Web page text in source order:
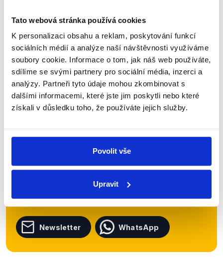
Tato webová stránka používá cookies
K personalizaci obsahu a reklam, poskytování funkcí
sociálních médií a analýze naší návštěvnosti využíváme
soubory cookie. Informace o tom, jak náš web používáte,
sdílíme se svými partnery pro sociální média, inzerci a
analýzy. Partneři tyto údaje mohou zkombinovat s
dalšími informacemi, které jste jim poskytli nebo které
získali v důsledku toho, že používáte jejich služby.
Povolit vše
Upravit
Číst dál
Zůstaňme v kontaktu
Přihlaste se k odběru našeho
kanálu, kde pravidelně přinášíme
shrnutí nejzajímavějších článků a analýz.
Začněte nás odebírat, a mějte tak
přehled o tom, jaké dezinformace a
nepravdy se zrovna v Česku šíří.
Newsletter WhatsApp